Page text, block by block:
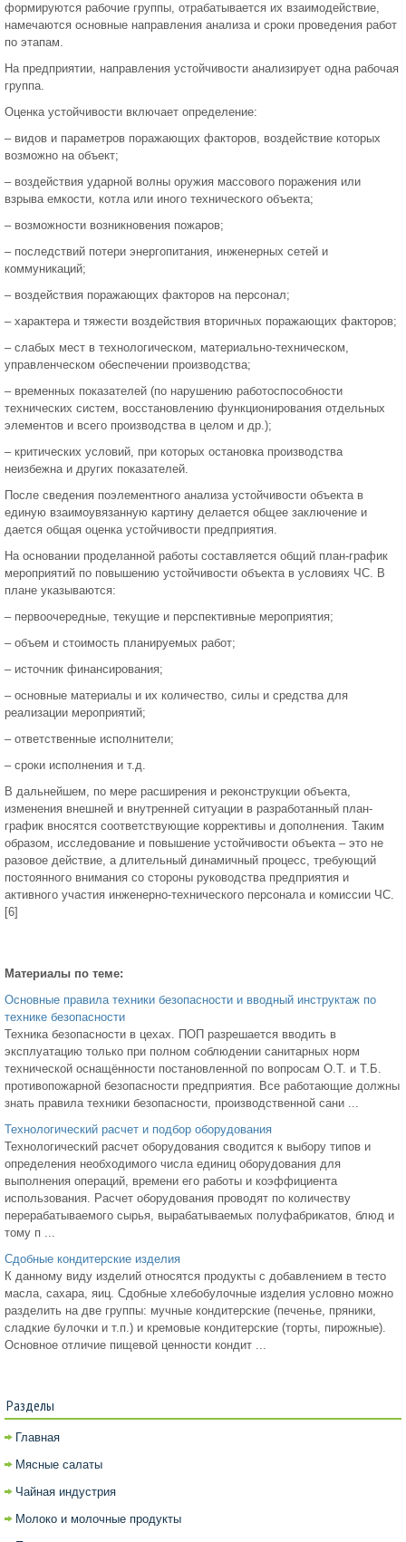
формируются рабочие группы, отрабатывается их взаимодействие,
намечаются основные направления анализа и сроки проведения работ
по этапам.
На предприятии, направления устойчивости анализирует одна рабочая
группа.
Оценка устойчивости включает определение:
– видов и параметров поражающих факторов, воздействие которых
возможно на объект;
– воздействия ударной волны оружия массового поражения или
взрыва емкости, котла или иного технического объекта;
– возможности возникновения пожаров;
– последствий потери энергопитания, инженерных сетей и
коммуникаций;
– воздействия поражающих факторов на персонал;
– характера и тяжести воздействия вторичных поражающих факторов;
– слабых мест в технологическом, материально-техническом,
управленческом обеспечении производства;
– временных показателей (по нарушению работоспособности
технических систем, восстановлению функционирования отдельных
элементов и всего производства в целом и др.);
– критических условий, при которых остановка производства
неизбежна и других показателей.
После сведения поэлементного анализа устойчивости объекта в
единую взаимоувязанную картину делается общее заключение и
дается общая оценка устойчивости предприятия.
На основании проделанной работы составляется общий план-график
мероприятий по повышению устойчивости объекта в условиях ЧС. В
плане указываются:
– первоочередные, текущие и перспективные мероприятия;
– объем и стоимость планируемых работ;
– источник финансирования;
– основные материалы и их количество, силы и средства для
реализации мероприятий;
– ответственные исполнители;
– сроки исполнения и т.д.
В дальнейшем, по мере расширения и реконструкции объекта,
изменения внешней и внутренней ситуации в разработанный план-
график вносятся соответствующие коррективы и дополнения. Таким
образом, исследование и повышение устойчивости объекта – это не
разовое действие, а длительный динамичный процесс, требующий
постоянного внимания со стороны руководства предприятия и
активного участия инженерно-технического персонала и комиссии ЧС.
[6]
Материалы по теме:
Основные правила техники безопасности и вводный инструктаж по
технике безопасности
Техника безопасности в цехах. ПОП разрешается вводить в
эксплуатацию только при полном соблюдении санитарных норм
технической оснащённости постановленной по вопросам О.Т. и Т.Б.
противопожарной безопасности предприятия. Все работающие должны
знать правила техники безопасности, производственной сани ...
Технологический расчет и подбор оборудования
Технологический расчет оборудования сводится к выбору типов и
определения необходимого числа единиц оборудования для
выполнения операций, времени его работы и коэффициента
использования. Расчет оборудования проводят по количеству
перерабатываемого сырья, вырабатываемых полуфабрикатов, блюд и
тому п ...
Сдобные кондитерские изделия
К данному виду изделий относятся продукты с добавлением в тесто
масла, сахара, яиц. Сдобные хлебобулочные изделия условно можно
разделить на две группы: мучные кондитерские (печенье, пряники,
сладкие булочки и т.п.) и кремовые кондитерские (торты, пирожные).
Основное отличие пищевой ценности кондит ...
Разделы
Главная
Мясные салаты
Чайная индустрия
Молоко и молочные продукты